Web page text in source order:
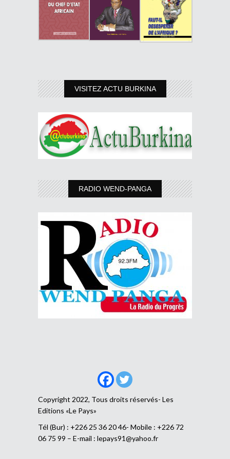
VISITEZ ACTU BURKINA
RADIO WEND-PANGA
Copyright 2022, Tous droits réservés- Les
Editions «Le Pays»
Tél (Bur) : +226 25 36 20 46- Mobile : +226 72
06 75 99 – E-mail : lepays91@yahoo.fr